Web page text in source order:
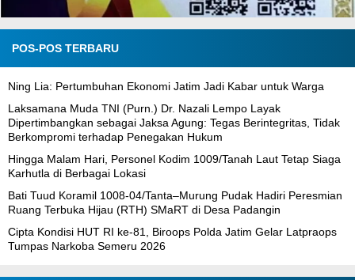
POS-POS TERBARU
Ning Lia: Pertumbuhan Ekonomi Jatim Jadi Kabar untuk Warga
Laksamana Muda TNI (Purn.) Dr. Nazali Lempo Layak
Dipertimbangkan sebagai Jaksa Agung: Tegas Berintegritas, Tidak
Berkompromi terhadap Penegakan Hukum
Hingga Malam Hari, Personel Kodim 1009/Tanah Laut Tetap Siaga
Karhutla di Berbagai Lokasi
Bati Tuud Koramil 1008-04/Tanta–Murung Pudak Hadiri Peresmian
Ruang Terbuka Hijau (RTH) SMaRT di Desa Padangin
Cipta Kondisi HUT RI ke-81, Biroops Polda Jatim Gelar Latpraops
Tumpas Narkoba Semeru 2026